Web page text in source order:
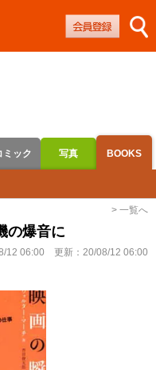
ミック 写真 BOOKS
> 一覧へ
の爆音に
12 06:00 更新： 20/08/12 06:00